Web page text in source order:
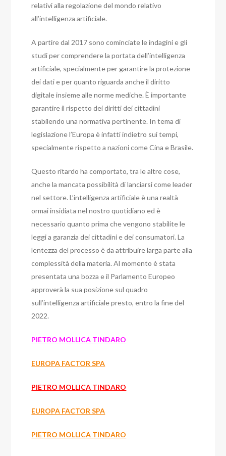
relativi alla regolazione del mondo relativo
all’intelligenza artificiale.
A partire dal 2017 sono cominciate le indagini e gli
studi per comprendere la portata dell’intelligenza
artificiale, specialmente per garantire la protezione
dei dati e per quanto riguarda anche il diritto
digitale insieme alle norme mediche. È importante
garantire il rispetto dei diritti dei cittadini
stabilendo una normativa pertinente. In tema di
legislazione l’Europa è infatti indietro sui tempi,
specialmente rispetto a nazioni come Cina e Brasile.
Questo ritardo ha comportato, tra le altre cose,
anche la mancata possibilità di lanciarsi come leader
nel settore.L’intelligenza artificiale è una realtà
ormai insidiata nel nostro quotidiano ed è
necessario quanto prima che vengono stabilite le
leggi a garanzia dei cittadini e dei consumatori.La
lentezza del processo è da attribuire larga parte alla
complessità della materia.Al momento è stata
presentata una bozza e il Parlamento Europeo
approverà la sua posizione sul quadro
sull’intelligenza artificiale presto, entro la fine del
2022.
PIETRO MOLLICA TINDARO
EUROPA FACTOR SPA
PIETRO MOLLICA TINDARO
EUROPA FACTOR SPA
PIETRO MOLLICA TINDARO